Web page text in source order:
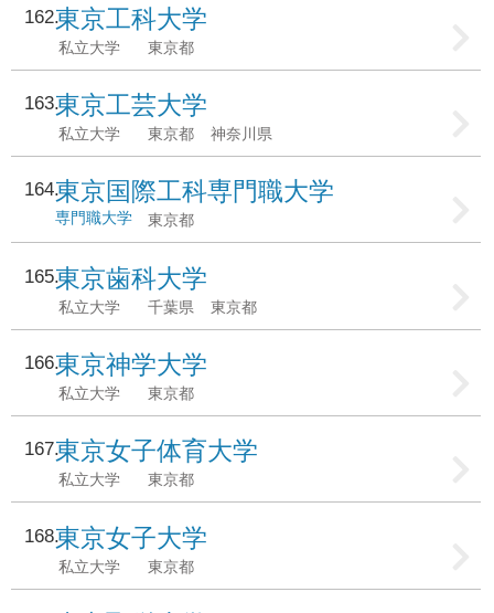
162東京工科大学
私立大学 東京都
163東京工芸大学
私立大学 東京都 神奈川県
164東京国際工科専門職大学
東京都
専門職大学
165東京歯科大学
私立大学 千葉県 東京都
166東京神学大学
私立大学 東京都
167東京女子体育大学
私立大学 東京都
168東京女子大学
私立大学 東京都